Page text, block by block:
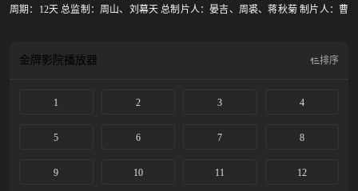
周期：12天 总监制：周山、刘幕天 总制片人：晏吉、周裘、蒋秋菊 制片人：曹
金牌影院播放器 排序
1 2 3 4
5 6 7 8
9 10 11 12